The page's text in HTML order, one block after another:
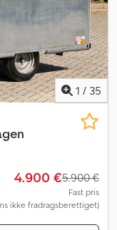
1 / 35
4.900 €5.900 €
Fast pris
ikke fradragsberettiget)